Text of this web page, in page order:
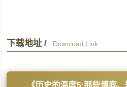
下载地址 / Download Link